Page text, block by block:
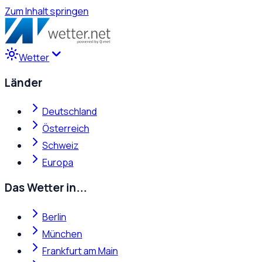
Zum Inhalt springen
Wetter
Länder
Deutschland
Österreich
Schweiz
Europa
Das Wetter in...
Berlin
München
Frankfurt am Main